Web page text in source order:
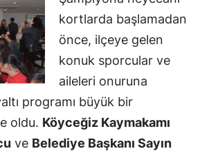
kortlarda başlamadan
önce, ilçeye gelen
konuk sporcular ve
aileleri onuruna
programı büyük bir
oldu. Köyceğiz Kaymakamı
ve Belediye Başkanı Sayın